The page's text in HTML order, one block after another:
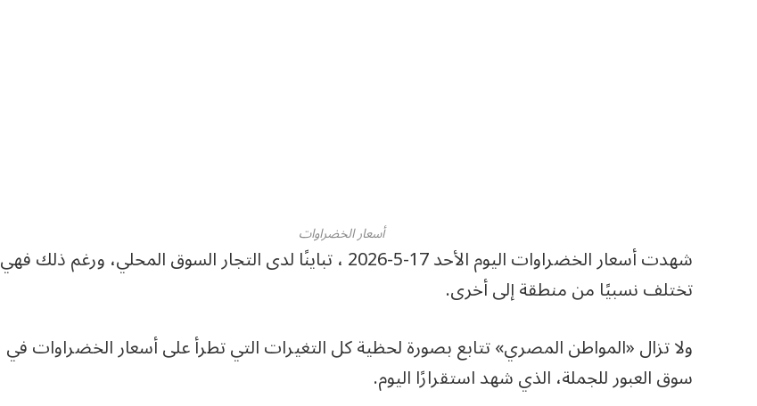
أسعار الخضراوات
شهدت أسعار الخضراوات اليوم الأحد 17-5-2026 ، تباينًا لدى التجار السوق المحلي، ورغم ذلك فهي
تختلف نسبيًا من منطقة إلى أخرى.
ولا تزال «المواطن المصري» تتابع بصورة لحظية كل التغيرات التي تطرأ على أسعار الخضراوات في
سوق العبور للجملة، الذي شهد استقرارًا اليوم.